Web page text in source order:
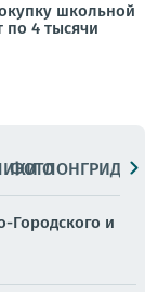
школьной
4 тысячи
ФОТОЛОНГРИДЫ
Городского и